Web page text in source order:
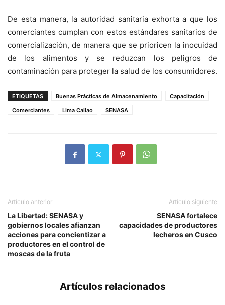
De esta manera, la autoridad sanitaria exhorta a que los
comerciantes cumplan con estos estándares sanitarios de
comercialización, de manera que se prioricen la inocuidad
de los alimentos y se reduzcan los peligros de
contaminación para proteger la salud de los consumidores.
ETIQUETAS Buenas Prácticas de Almacenamiento
Capacitación
Comerciantes
Lima Callao SENASA
Artículo anterior
La Libertad: SENASA y
gobiernos locales afianzan
acciones para concientizar a
productores en el control de
moscas de la fruta
Artículo siguiente
SENASA fortalece
capacidades de productores
lecheros en Cusco
Artículos relacionados